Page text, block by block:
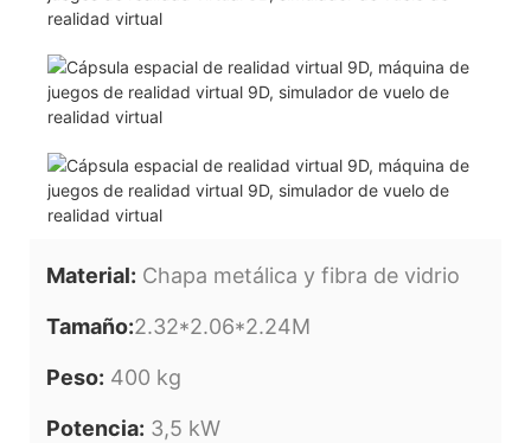
Material: Chapa metálica y fibra de vidrio
Tamaño:2.32*2.06*2.24M
Peso: 400 kg
Potencia: 3,5 kW